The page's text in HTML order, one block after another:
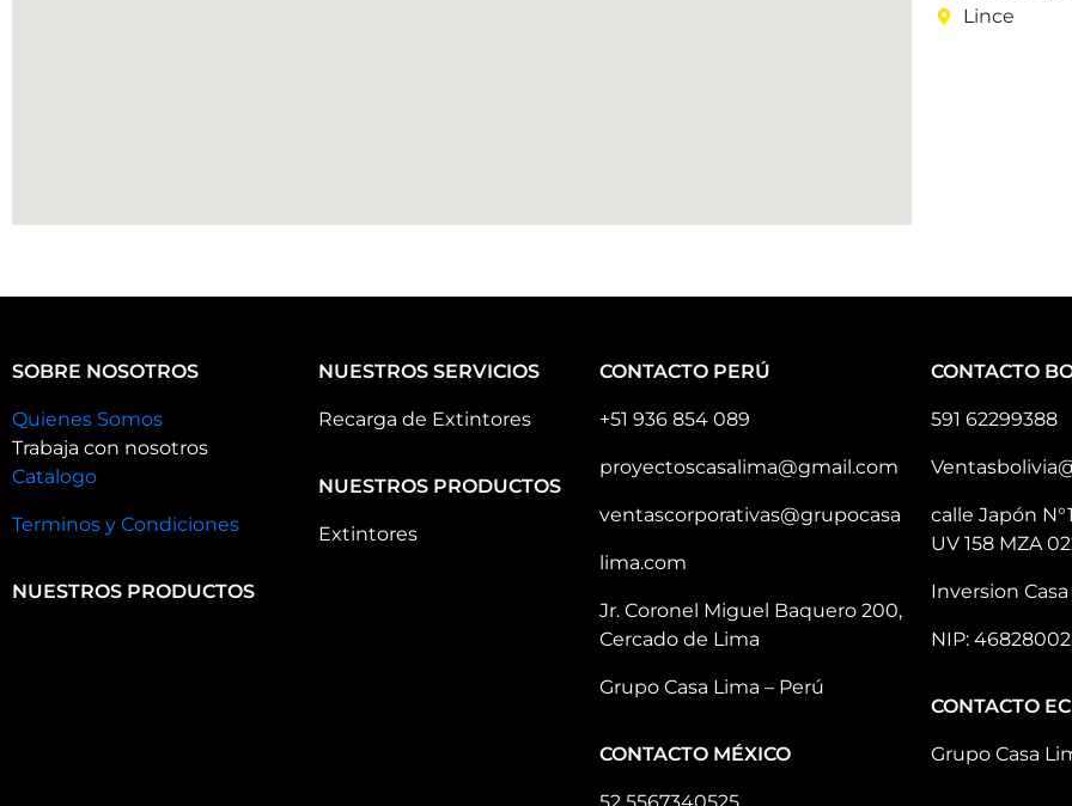
Lince
SOBRE NOSOTROS
Quienes Somos
Trabaja con nosotros
Catalogo
Terminos y Condiciones
NUESTROS PRODUCTOS
NUESTROS SERVICIOS
Recarga de Extintores
NUESTROS PRODUCTOS
Extintores
CONTACTO PERÚ
+51 936 854 089
proyectoscasalima@gmail.com
ventascorporativas@grupocasa
lima.com
Jr. Coronel Miguel Baquero 200,
Cercado de Lima
Grupo Casa Lima – Perú
CONTACTO MÉXICO
CONTACTO
591 62299388
calle Japón
UV 158 MZA
Inversion
NIP:
CONTACTO
Grupo Casa